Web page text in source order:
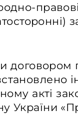
договором
акті
України